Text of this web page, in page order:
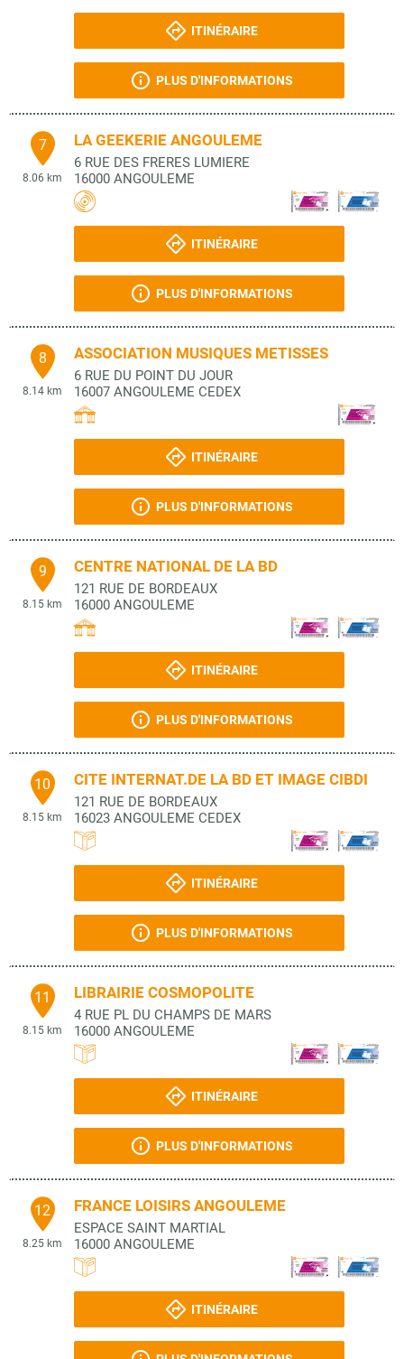
ITINÉRAIRE
PLUS D'INFORMATIONS
7
8.06 km
LA GEEKERIE ANGOULEME
6 RUE DES FRERES LUMIERE
16000 ANGOULEME
ITINÉRAIRE
PLUS D'INFORMATIONS
8
8.14 km
ASSOCIATION MUSIQUES METISSES
6 RUE DU POINT DU JOUR
16007 ANGOULEME CEDEX
ITINÉRAIRE
PLUS D'INFORMATIONS
9
8.15 km
CENTRE NATIONAL DE LA BD
121 RUE DE BORDEAUX
16000 ANGOULEME
ITINÉRAIRE
PLUS D'INFORMATIONS
10
8.15 km
CITE INTERNAT.DE LA BD ET IMAGE CIBDI
121 RUE DE BORDEAUX
16023 ANGOULEME CEDEX
ITINÉRAIRE
PLUS D'INFORMATIONS
11
8.15 km
LIBRAIRIE COSMOPOLITE
4 RUE PL DU CHAMPS DE MARS
16000 ANGOULEME
ITINÉRAIRE
PLUS D'INFORMATIONS
12
8.25 km
FRANCE LOISIRS ANGOULEME
ESPACE SAINT MARTIAL
16000 ANGOULEME
ITINÉRAIRE